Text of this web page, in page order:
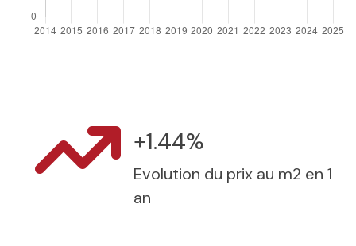
+1.44%
Evolution du prix au m2 en 1
an